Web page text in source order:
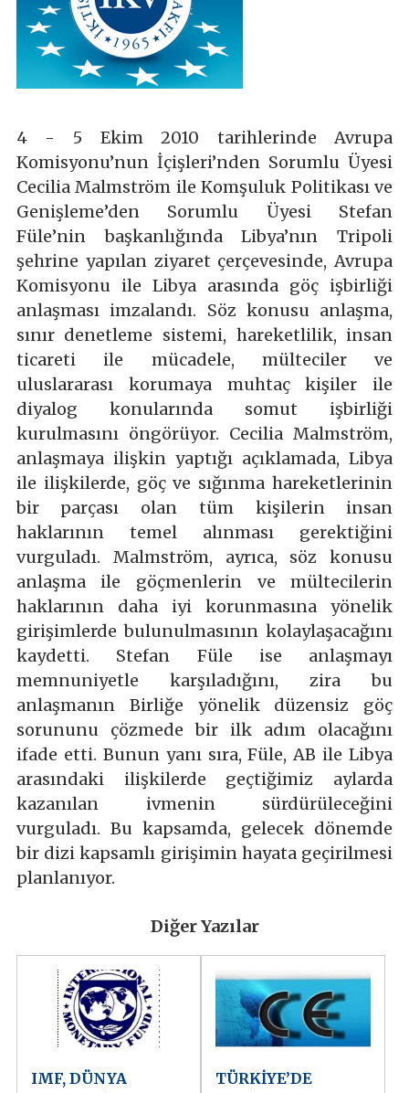
4 - 5 Ekim 2010 tarihlerinde Avrupa
Komisyonu’nun İçişleri’nden Sorumlu Üyesi
Cecilia Malmström ile Komşuluk Politikası ve
Genişleme’den Sorumlu Üyesi Stefan
Füle’nin başkanlığında Libya’nın Tripoli
şehrine yapılan ziyaret çerçevesinde, Avrupa
Komisyonu ile Libya arasında göç işbirliği
anlaşması imzalandı. Söz konusu anlaşma,
sınır denetleme sistemi, hareketlilik, insan
ticareti ile mücadele, mülteciler ve
uluslararası korumaya muhtaç kişiler ile
diyalog konularında somut işbirliği
kurulmasını öngörüyor. Cecilia Malmström,
anlaşmaya ilişkin yaptığı açıklamada, Libya
ile ilişkilerde, göç ve sığınma hareketlerinin
bir parçası olan tüm kişilerin insan
haklarının temel alınması gerektiğini
vurguladı. Malmström, ayrıca, söz konusu
anlaşma ile göçmenlerin ve mültecilerin
haklarının daha iyi korunmasına yönelik
girişimlerde bulunulmasının kolaylaşacağını
kaydetti. Stefan Füle ise anlaşmayı
memnuniyetle karşıladığını, zira bu
anlaşmanın Birliğe yönelik düzensiz göç
sorununu çözmede bir ilk adım olacağını
ifade etti. Bunun yanı sıra, Füle, AB ile Libya
arasındaki ilişkilerde geçtiğimiz aylarda
kazanılan ivmenin sürdürüleceğini
vurguladı. Bu kapsamda, gelecek dönemde
bir dizi kapsamlı girişimin hayata geçirilmesi
planlanıyor.
Diğer Yazılar
IMF, DÜNYA
TÜRKİYE’DE